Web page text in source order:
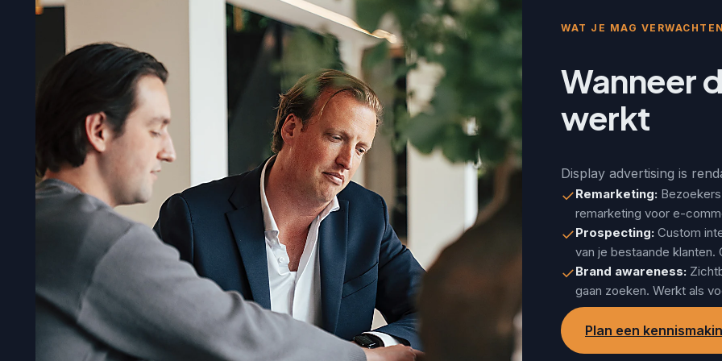
WAT JE MAG
Wanneer
werkt
Display advertising is
✓Remarketing:
remarketing voor e-
✓Prospecting: Custom
van je bestaande
✓Brand awareness:
gaan zoeken. Werkt als
Plan een